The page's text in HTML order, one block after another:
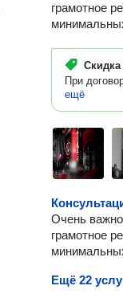
грамотное
Скидка
При
ещё
Очень важно
грамотное
Ещё 22